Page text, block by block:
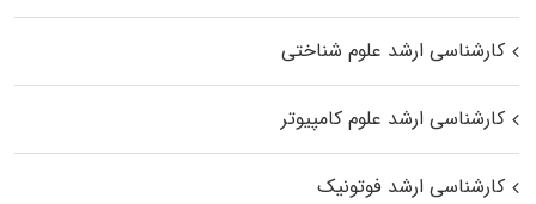
کارشناسی ارشد علوم شناختی
کارشناسی ارشد علوم کامپیوتر
کارشناسی ارشد فوتونیک